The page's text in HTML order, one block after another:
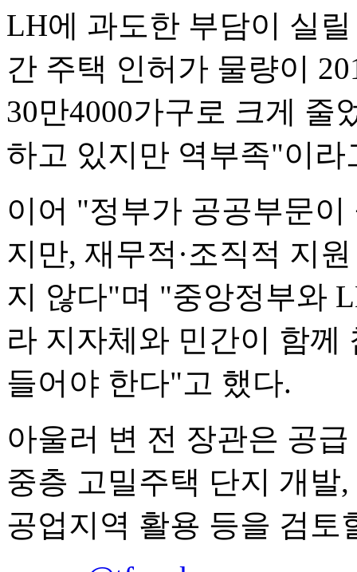
LH에 과도한 부담이 실
간 주택 인허가 물량이
30만4000가구로 크게 줄
하고 있지만 역부족"이라
이어 "정부가 공공부문
지만, 재무적·조직적 지
지 않다"며 "중앙정부와
라 지자체와 민간이 함께
들어야 한다"고 했다.
아울러 변 전 장관은 공
중층 고밀주택 단지 개발
공업지역 활용 등을 검토